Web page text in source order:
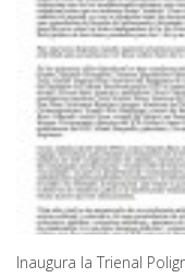
Inaugura la Trienal